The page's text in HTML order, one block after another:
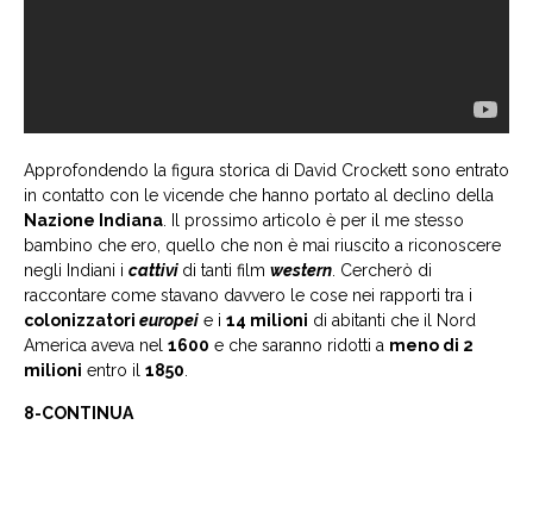
Approfondendo la figura storica di David Crockett sono entrato
in contatto con le vicende che hanno portato al declino della
Nazione Indiana . Il prossimo articolo è per il me stesso
bambino che ero, quello che non è mai riuscito a riconoscere
negli Indiani i cattivi di tanti film western . Cercherò di
raccontare come stavano davvero le cose nei rapporti tra i
colonizzatori europei e i 14 milioni di abitanti che il Nord
America aveva nel 1600 e che saranno ridotti a meno di 2
milioni entro il 1850
8-CONTINUA